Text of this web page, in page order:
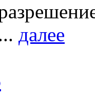
далее